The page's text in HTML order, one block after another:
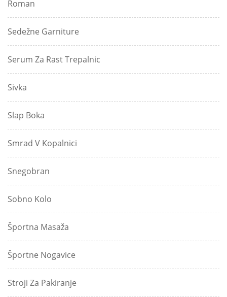
Roman
Sedežne Garniture
Serum Za Rast Trepalnic
Sivka
Slap Boka
Smrad V Kopalnici
Snegobran
Sobno Kolo
Športna Masaža
Športne Nogavice
Stroji Za Pakiranje